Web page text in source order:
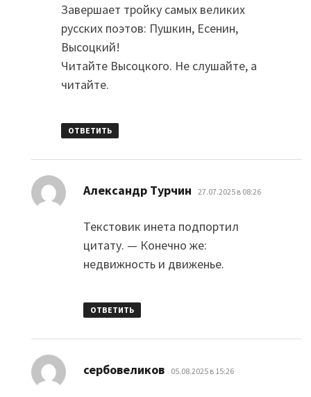
Завершает тройку самых великих
русских поэтов: Пушкин, Есенин,
Высоцкий!
Читайте Высоцкого. Не слушайте, а
читайте.
ОТВЕТИТЬ
Александр Турчин 27.07.2025 в 08:26
Текстовик инета подпортил
цитату. — Конечно же:
недвижность и движенье.
ОТВЕТИТЬ
сербовеликов: 05.08.2025 в 15:26